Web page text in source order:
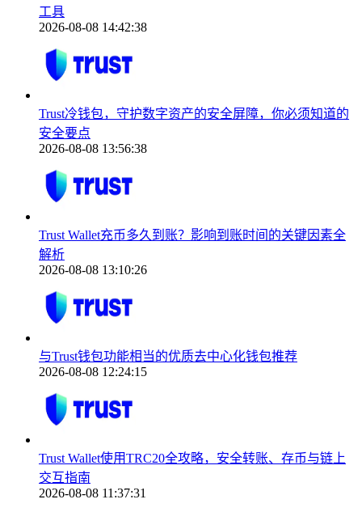
工具
2026-08-08 14:42:38
Trust冷钱包，守护数字资产的安全屏障，你必须知道的
安全要点
2026-08-08 13:56:38
Trust Wallet充币多久到账？影响到账时间的关键因素全
解析
2026-08-08 13:10:26
与Trust钱包功能相当的优质去中心化钱包推荐
2026-08-08 12:24:15
Trust Wallet使用TRC20全攻略，安全转账、存币与链上
交互指南
2026-08-08 11:37:31